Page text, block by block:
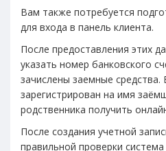
Вам также потребуется
для входа в панель клиента.
После предоставления этих
указать номер банковского
зачислены заемные
зарегистрирован на имя
родственника получить
После создания учетной
правильной проверки